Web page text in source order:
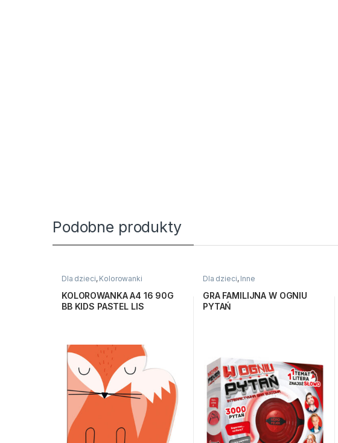
Podobne produkty
Dla dzieci, Kolorowanki
KOLOROWANKA A4 16 90G
BB KIDS PASTEL LIS
Dla dzieci, Inne
GRA FAMILIJNA W OGNIU
PYTAŃ